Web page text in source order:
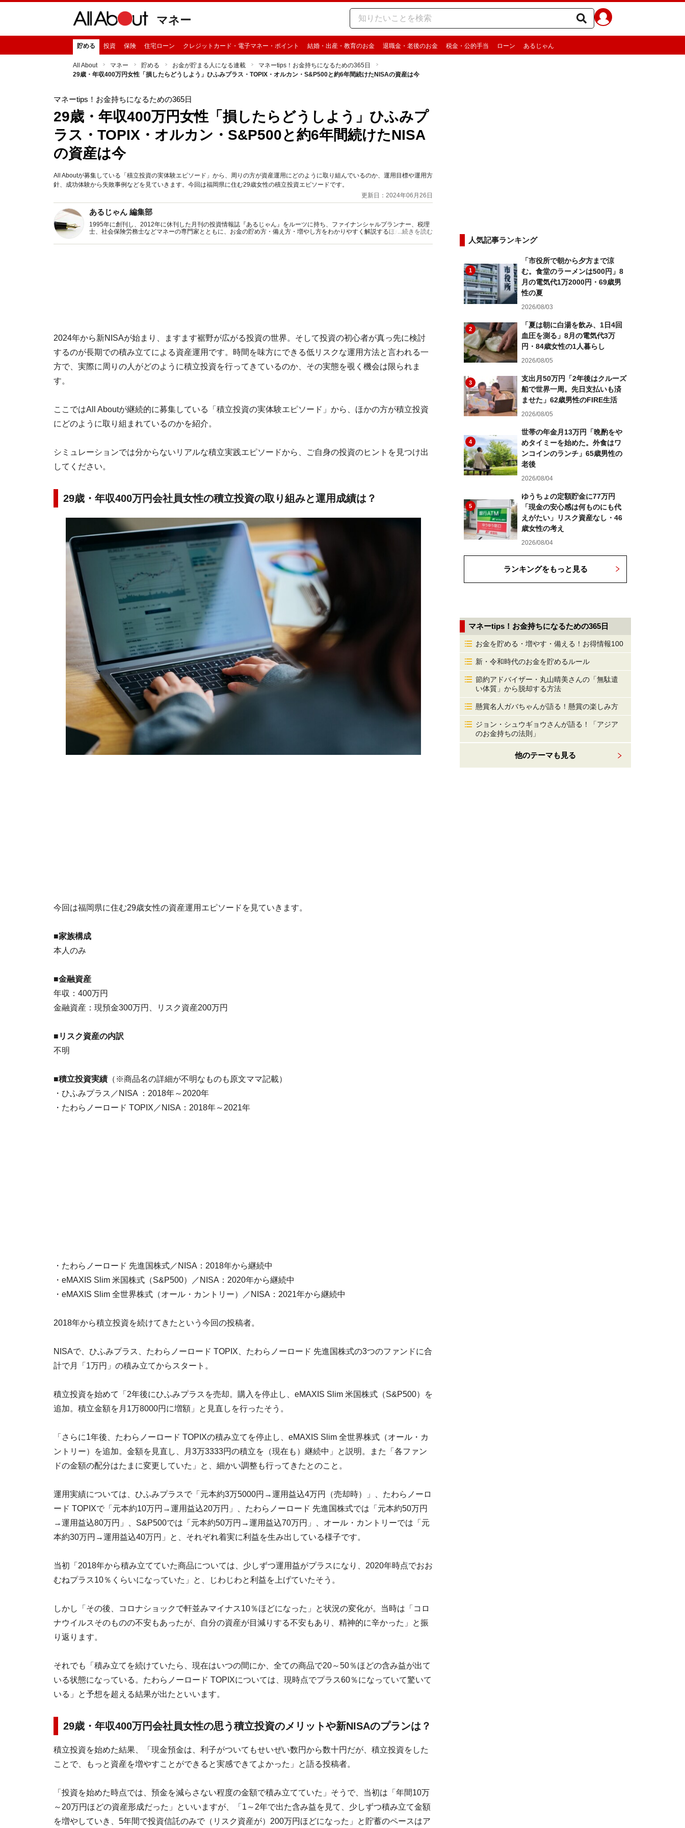
マネー
貯める 投資 保険 住宅ローン クレジットカード・電子マネー・ポイント 結婚・出産・教育のお金 退職金・老後のお金 税金・公的手当 ローン あるじゃん
All About マネー 貯める お金が貯まる人になる連載
マネーtips！お金持ちになるための365日
29歳・年収400万円女性「損したらどうしよう」ひふみプラス・TOPIX・オルカン・S&P500と約6年間続けたNISAの資産は今
マネーtips！お金持ちになるための365日
29歳・年収400万円女性「損したらどうしよう」ひふみプ
ラス・TOPIX・オルカン・S&P500と約6年間続けたNISA
の資産は今
All Aboutが募集している「積立投資の実体験エピソード」から、周りの方が資産運用にどのように取り組んでいるのか、運用目標や運用方
針、成功体験から失敗事例などを見ていきます。今回は福岡県に住む29歳女性の積立投資エピソードです。
更新日：2024年06月26日
あるじゃん 編集部
1995年に創刊し、2012年に休刊した月刊の投資情報誌『あるじゃん』をルーツに持ち、ファイナンシャルプランナー、税理
士、社会保険労務士などマネーの専門家とともに、お金の貯め方・備え方・増やし方をわかりやすく解説するほか、マネー最
...続きを読む
2024年から新NISAが始まり、ますます裾野が広がる投資の世界。そして投資の初心者が真っ先に検討
するのが長期での積み立てによる資産運用です。時間を味方にできる低リスクな運用方法と言われる一
方で、実際に周りの人がどのように積立投資を行ってきているのか、その実態を覗く機会は限られま
す。
ここではAll Aboutが継続的に募集している「積立投資の実体験エピソード」から、ほかの方が積立投資
にどのように取り組まれているのかを紹介。
シミュレーションでは分からないリアルな積立実践エピソードから、ご自身の投資のヒントを見つけ出
してください。
29歳・年収400万円会社員女性の積立投資の取り組みと運用成績は？
今回は福岡県に住む29歳女性の資産運用エピソードを見ていきます。
■家族構成
本人のみ
■金融資産
年収：400万円
金融資産：現預金300万円、リスク資産200万円
■リスク資産の内訳
不明
■積立投資実績 （※商品名の詳細が不明なものも原文ママ記載）
・ひふみプラス／NISA ：2018年～2020年
・たわらノーロード TOPIX／NISA：2018年～2021年
・たわらノーロード 先進国株式／NISA：2018年から継続中
・eMAXIS Slim 米国株式（S&P500）／NISA：2020年から継続中
・eMAXIS Slim 全世界株式（オール・カントリー）／NISA：2021年から継続中
2018年から積立投資を続けてきたという今回の投稿者。
NISAで、ひふみプラス、たわらノーロード TOPIX、たわらノーロード 先進国株式の3つのファンドに合
計で月「1万円」の積み立てからスタート。
積立投資を始めて「2年後にひふみプラスを売却。購入を停止し、eMAXIS Slim 米国株式（S&P500）を
追加。積立金額を月1万8000円に増額」と見直しを行ったそう。
「さらに1年後、たわらノーロード TOPIXの積み立てを停止し、eMAXIS Slim 全世界株式（オール・カ
ントリー）を追加。金額を見直し、月3万3333円の積立を（現在も）継続中」と説明。また「各ファン
ドの金額の配分はたまに変更していた」と、細かい調整も行ってきたとのこと。
運用実績については、ひふみプラスで「元本約3万5000円→運用益込4万円（売却時）」、たわらノーロ
ード TOPIXで「元本約10万円→運用益込20万円」、たわらノーロード 先進国株式では「元本約50万円
→運用益込80万円」、S&P500では「元本約50万円→運用益込70万円」、オール・カントリーでは「元
本約30万円→運用益込40万円」と、それぞれ着実に利益を生み出している様子です。
当初「2018年から積み立てていた商品については、少しずつ運用益がプラスになり、2020年時点でおお
むねプラス10％くらいになっていた」と、じわじわと利益を上げていたそう。
しかし「その後、コロナショックで軒並みマイナス10％ほどになった」と状況の変化が。当時は「コロ
ナウイルスそのものの不安もあったが、自分の資産が目減りする不安もあり、精神的に辛かった」と振
り返ります。
それでも「積み立てを続けていたら、現在はいつの間にか、全ての商品で20～50％ほどの含み益が出て
いる状態になっている。たわらノーロード TOPIXについては、現時点でプラス60％になっていて驚いて
いる」と予想を超える結果が出たといいます。
29歳・年収400万円会社員女性の思う積立投資のメリットや新NISAのプランは？
積立投資を始めた結果、「現金預金は、利子がついてもせいぜい数円から数十円だが、積立投資をした
ことで、もっと資産を増やすことができると実感できてよかった」と語る投稿者。
「投資を始めた時点では、預金を減らさない程度の金額で積み立てていた」そうで、当初は「年間10万
～20万円ほどの資産形成だった」といいますが、「1～2年で出た含み益を見て、少しずつ積み立て金額
を増やしていき、5年間で投資信託のみで（リスク資産が）200万円ほどになった」と貯蓄のペースはア
人気記事ランキング
1
「市役所で朝から夕方まで涼
む。食堂のラーメンは500円」8
月の電気代1万2000円・69歳男
性の夏
2026/08/03
2
「夏は朝に白湯を飲み、1日4回
血圧を測る」8月の電気代3万
円・84歳女性の1人暮らし
2026/08/05
3
支出月50万円「2年後はクルーズ
船で世界一周。先日支払いも済
ませた」62歳男性のFIRE生活
2026/08/05
4
世帯の年金月13万円「晩酌をや
めタイミーを始めた。外食はワ
ンコインのランチ」65歳男性の
老後
2026/08/04
5
ゆうちょの定額貯金に77万円
「現金の安心感は何ものにも代
えがたい」リスク資産なし・46
歳女性の考え
2026/08/04
ランキングをもっと見る
マネーtips！お金持ちになるための365日
お金を貯める・増やす・備える！お得情報100
新・令和時代のお金を貯めるルール
節約アドバイザー・丸山晴美さんの「無駄遣
い体質」から脱却する方法
懸賞名人ガバちゃんが語る！懸賞の楽しみ方
ジョン・シュウギョウさんが語る！「アジア
のお金持ちの法則」
他のテーマも見る